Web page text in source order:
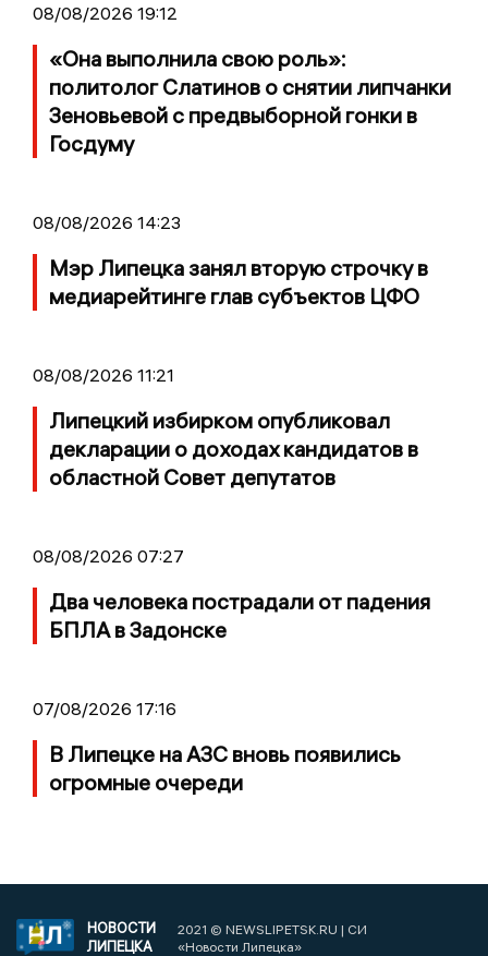
08/08/2026 19:12
«Она выполнила свою роль»:
политолог Слатинов о снятии липчанки
Зеновьевой с предвыборной гонки в
Госдуму
08/08/2026 14:23
Мэр Липецка занял вторую строчку в
медиарейтинге глав субъектов ЦФО
08/08/2026 11:21
Липецкий избирком опубликовал
декларации о доходах кандидатов в
областной Совет депутатов
08/08/2026 07:27
Два человека пострадали от падения
БПЛА в Задонске
07/08/2026 17:16
В Липецке на АЗС вновь появились
огромные очереди
НОВОСТИ
ЛИПЕЦКА
2021 © NEWSLIPETSK.RU | СИ
«Новости Липецка»